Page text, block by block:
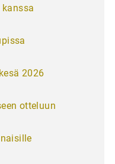
2026
otteluun